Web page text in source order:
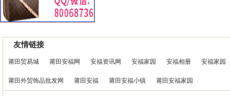
友情链接
莆田贸易城 莆田安福网 安福资讯网 安福家园 安福相册 安福家园
莆田外贸饰品批发网 莆田安福 莆田安福小镇 莆田安福家园